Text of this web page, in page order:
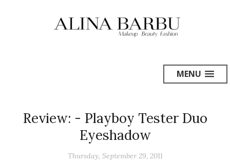
MENU
Review: - Playboy Tester Duo
Eyeshadow
Thursday, September 29, 2011